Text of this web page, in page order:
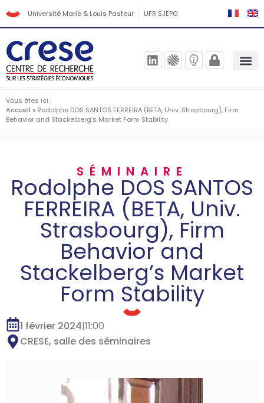
Université Marie & Louis Pasteur UFR SJEPG
Vous êtes ici :
Accueil » Rodolphe DOS SANTOS FERREIRA (BETA, Univ. Strasbourg), Firm
Behavior and Stackelberg’s Market Form Stability
SÉMINAIRE
Rodolphe DOS SANTOS
FERREIRA (BETA, Univ.
Strasbourg), Firm
Behavior and
Stackelberg’s Market
Form Stability
1 février 2024|11:00
CRESE, salle des séminaires